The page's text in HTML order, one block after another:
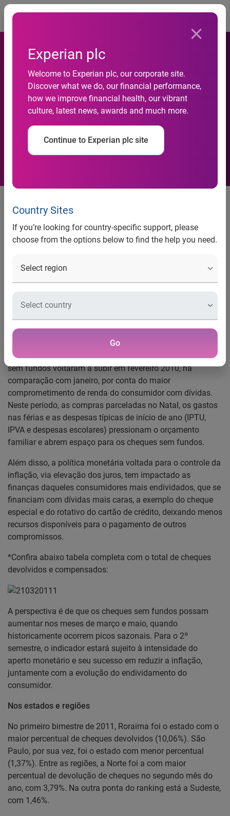
Experian plc
Welcome to Experian plc, our corporate site.
Discover what we do, our financial performance,
how we improve financial health, our vibrant
culture, latest news, awards and much more.
Continue to Experian plc site
Country Sites
If you’re looking for country-specific support, please
choose from the options below to find the help you need.
Go
Cheques sem fundo
cresceram em fevereiro,
aponta Serasa Experian
Indicador Serasa Experian de
Cheques Sem Fundos- Fevereiro
de 2011
Fevereiro de 2011
Em fevereiro de 2011, foram devolvidos 1,83% de cheques
revela o Indicador Serasa Experian de Cheques Sem
Fundos, aumento de 0,13 ponto percentual em relação ao
mês anterior, que registrou 1,70%.
Segundo os economistas da Serasa Experian, os cheques
sem fundos voltaram a subir em fevereiro 2010, na
comparação com janeiro, por conta do maior
comprometimento de renda do consumidor com dívidas.
Neste período, as compras parceladas no Natal, os gastos
nas férias e as despesas típicas de início de ano (IPTU,
IPVA e despesas escolares) pressionam o orçamento
familiar e abrem espaço para os cheques sem fundos.
Além disso, a política monetária voltada para o controle da
inflação, via elevação dos juros, tem impactado as
finanças daqueles consumidores mais endividados, que se
financiam com dívidas mais caras, a exemplo do cheque
especial e do rotativo do cartão de crédito, deixando menos
recursos disponíveis para o pagamento de outros
compromissos.
*Confira abaixo tabela completa com o total de cheques
devolvidos e compensados:
A perspectiva é de que os cheques sem fundos possam
aumentar nos meses de março e maio, quando
historicamente ocorrem picos sazonais. Para o 2º
semestre, o indicador estará sujeito à intensidade do
aperto monetário e seu sucesso em reduzir a inflação,
juntamente com a evolução do endividamento do
consumidor.
Nos estados e regiões
No primeiro bimestre de 2011, Roraima foi o estado com o
maior percentual de cheques devolvidos (10,06%). São
Paulo, por sua vez, foi o estado com menor percentual
(1,37%). Entre as regiões, a Norte foi a com maior
percentual de devolução de cheques no segundo mês do
ano, com 3,79%. Na outra ponta do ranking está a Sudeste,
com 1,46%.